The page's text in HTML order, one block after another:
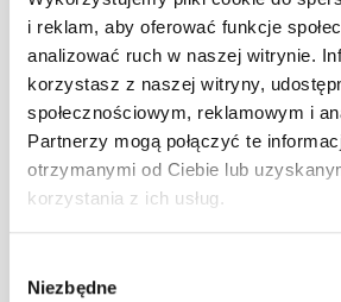
i reklam, aby oferować funkcje
analizować ruch w naszej witrynie.
korzystasz z naszej witryny,
społecznościowym, reklamowym i
Partnerzy mogą połączyć te
otrzymanymi od Ciebie lub
korzystania z ich usług.
zgody
Niezbędne
PoProstu+
Mobilny program lojalnościowy
sieci studiów pilatesu
treningi pozwalają zbierać punkty
nagrody i vouchery z katalogu.